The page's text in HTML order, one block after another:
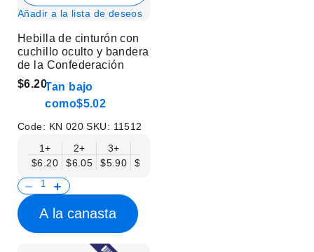
Añadir a la lista de deseos
Hebilla de cinturón con
cuchillo oculto y bandera
de la Confederación
$6.20Tan bajo
como$5.02
Code: KN 020SKU: 11512
1+
$6.20
2+
$6.05
3+
$5.90
$5.75
A la canasta